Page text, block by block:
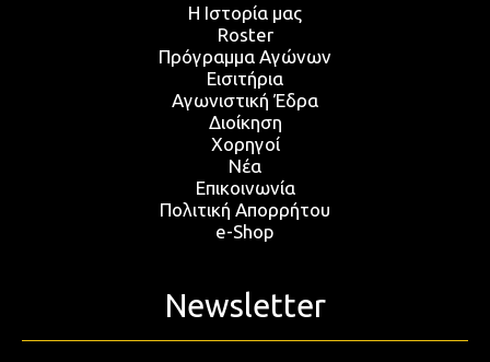
Η Ιστορία μας
Roster
Πρόγραμμα Αγώνων
Εισιτήρια
Αγωνιστική Έδρα
Διοίκηση
Χορηγοί
Νέα
Επικοινωνία
Πολιτική Απορρήτου
e-Shop
Newsletter